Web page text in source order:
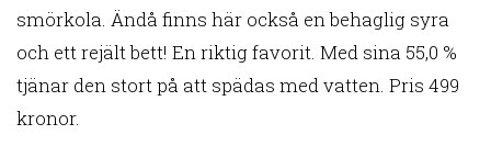
smörkola. Ändå finns här också en behaglig syra
och ett rejält bett! En riktig favorit. Med sina 55,0 %
tjänar den stort på att spädas med vatten. Pris 499
kronor.